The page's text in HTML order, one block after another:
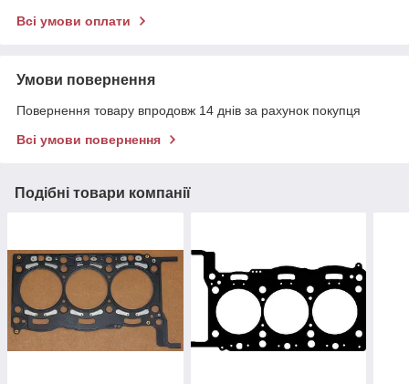
Всі умови оплати
Умови повернення
Повернення товару впродовж 14 днів за рахунок покупця
Всі умови повернення
Подібні товари компанії